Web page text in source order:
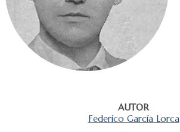
AUTOR
Federico García Lorca